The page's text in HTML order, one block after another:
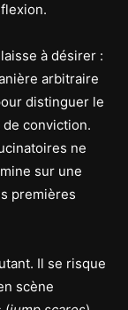
à désirer :
arbitraire
distinguer le
conviction.
ne
sur une
premières
Il se risque
scène